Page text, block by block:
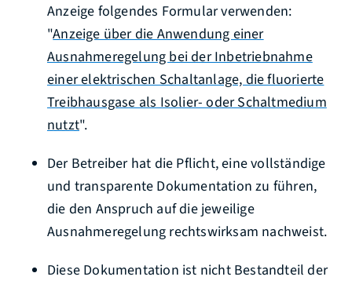
Anzeige folgendes Formular verwenden:
"Anzeige über die Anwendung einer
Ausnahmeregelung bei der Inbetriebnahme
einer elektrischen Schaltanlage, die fluorierte
Treibhausgase als Isolier- oder Schaltmedium
nutzt".
Der Betreiber hat die Pflicht, eine vollständige
und transparente Dokumentation zu führen,
die den Anspruch auf die jeweilige
Ausnahmeregelung rechtswirksam nachweist.
Diese Dokumentation ist nicht Bestandteil der